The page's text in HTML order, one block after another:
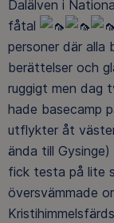
Dalälven i
fåtal
personer där alla
berättelser och
ruggigt men dag
hade basecamp
utflykter åt
ända till
fick testa på lite
översvämmade